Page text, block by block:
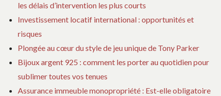
les délais d’intervention les plus courts
Investissement locatif international : opportunités et
risques
Plongée au cœur du style de jeu unique de Tony Parker
Bijoux argent 925 : comment les porter au quotidien pour
sublimer toutes vos tenues
Assurance immeuble monopropriété : Est-elle obligatoire